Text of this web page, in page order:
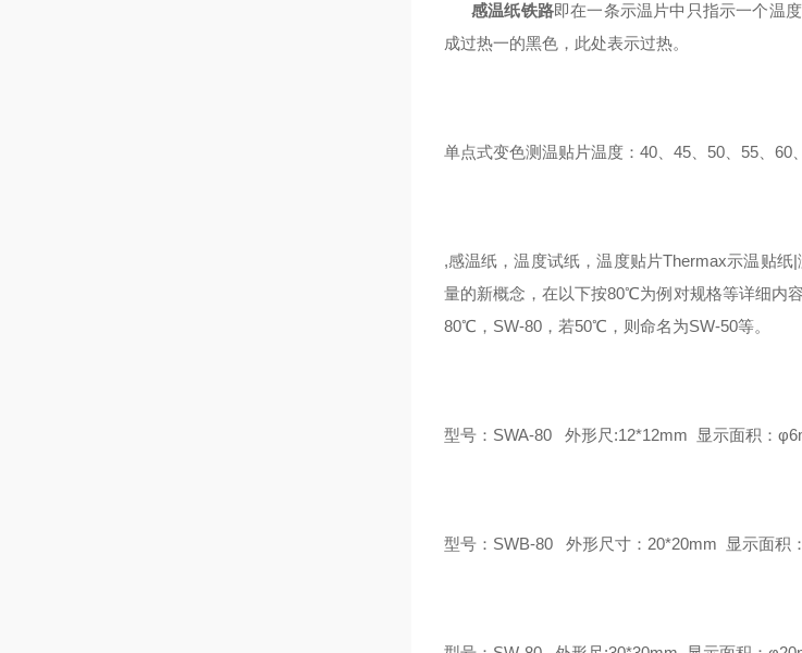
感温纸铁路即在一条示温片中只指示一个温
成过热一的黑色，此处表示过热。
单点式变色测温贴片温度：40、45、50、55、60
,感温纸，温度试纸，温度贴片Thermax示温贴
量的新概念，在以下按80℃为例对规格等详细内
80℃，SW-80，若50℃，则命名为SW-50等。
型号：SWA-80 外形尺:12*12mm 显示面积：
型号：SWB-80 外形尺寸：20*20mm 显示面积